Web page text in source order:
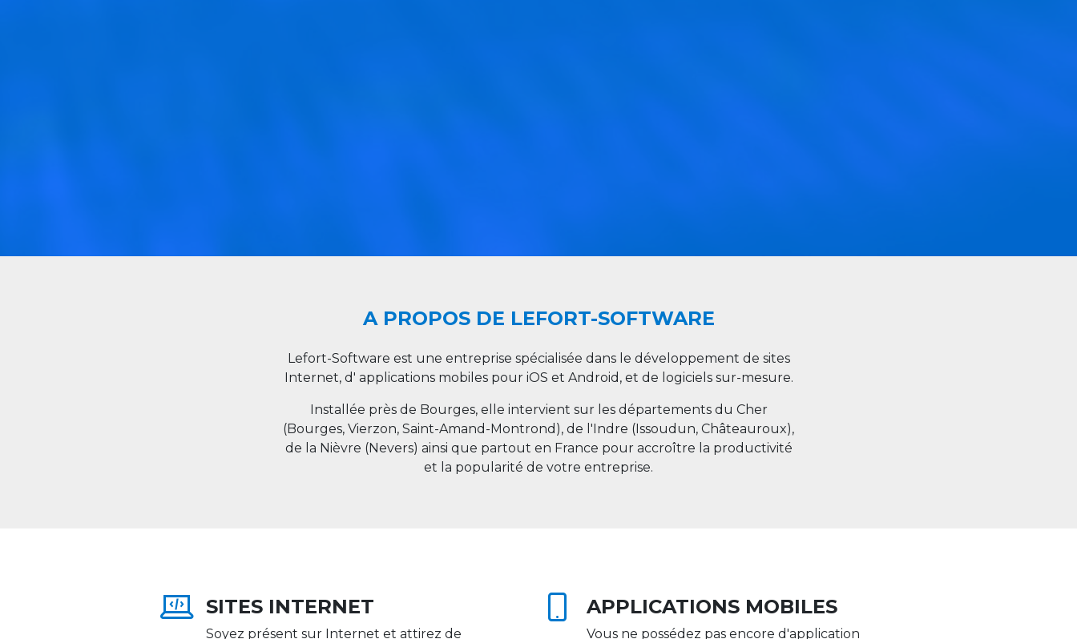
A PROPOS DE LEFORT-SOFTWARE
Lefort-Software est une entreprise spécialisée dans le développement de sites
Internet, d' applications mobiles pour iOS et Android, et de logiciels sur-mesure.
Installée près de Bourges, elle intervient sur les départements du Cher
(Bourges, Vierzon, Saint-Amand-Montrond), de l'Indre (Issoudun, Châteauroux),
de la Nièvre (Nevers) ainsi que partout en France pour accroître la productivité
et la popularité de votre entreprise.
SITES INTERNET
Soyez présent sur Internet et attirez de
APPLICATIONS MOBILES
Vous ne possédez pas encore d'application